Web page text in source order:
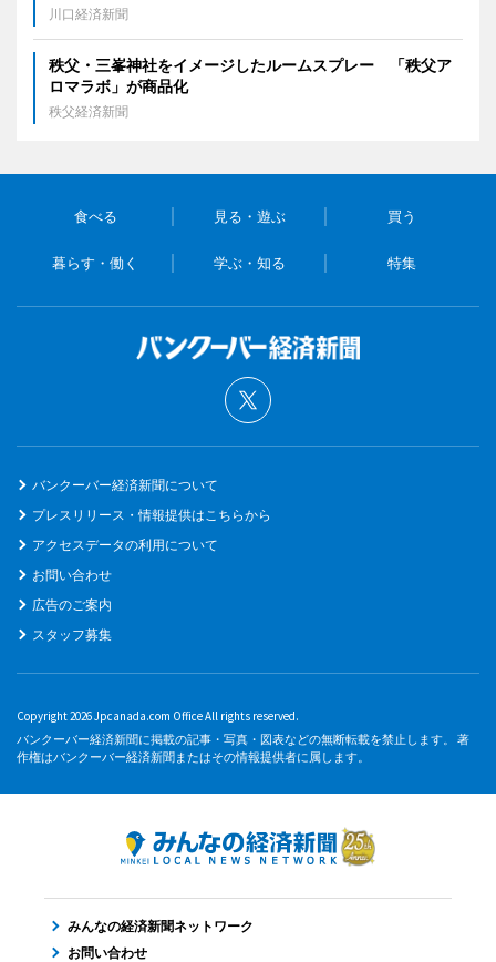
川口経済新聞
秩父・三峯神社をイメージしたルームスプレー 「秩父ア
ロマラボ」が商品化
秩父経済新聞
食べる 見る・遊ぶ 買う
暮らす・働く 学ぶ・知る 特集
バンクーバー経済新聞について
プレスリリース・情報提供はこちらから
アクセスデータの利用について
お問い合わせ
広告のご案内
スタッフ募集
Copyright 2026 Jpcanada.com Office All rights reserved.
バンクーバー経済新聞に掲載の記事・写真・図表などの無断転載を禁止します。 著
作権はバンクーバー経済新聞またはその情報提供者に属します。
みんなの経済新聞ネットワーク
お問い合わせ